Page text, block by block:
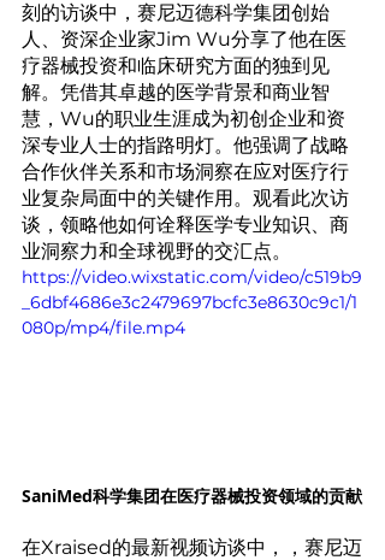
刻的访谈中，赛尼迈德科学集团创始
人、资深企业家Jim Wu分享了他在医
疗器械投资和临床研究方面的独到见
解。凭借其卓越的医学背景和商业智
慧，Wu的职业生涯成为初创企业和资
深专业人士的指路明灯。他强调了战略
合作伙伴关系和市场洞察在应对医疗行
业复杂局面中的关键作用。观看此次访
谈，领略他如何诠释医学专业知识、商
业洞察力和全球视野的交汇点。
https://video.wixstatic.com/video/c519b9
_6dbf4686e3c2479697bcfc3e8630c9c1/1
080p/mp4/file.mp4
SaniMed科学集团在医疗器械投资领域的贡献
在Xraised的最新视频访谈中，，赛尼迈